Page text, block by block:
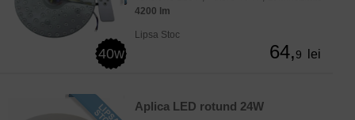
40w
4200 lm
Lipsa Stoc
64,9 lei
Aplica LED rotund 24W